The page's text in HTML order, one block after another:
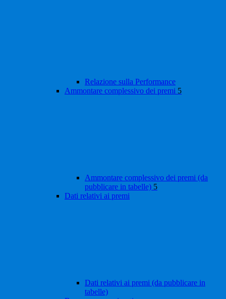
Relazione sulla Performance
Ammontare complessivo dei premi 5
Ammontare complessivo dei premi (da
pubblicare in tabelle) 5
Dati relativi ai premi
Dati relativi ai premi (da pubblicare in
tabelle)